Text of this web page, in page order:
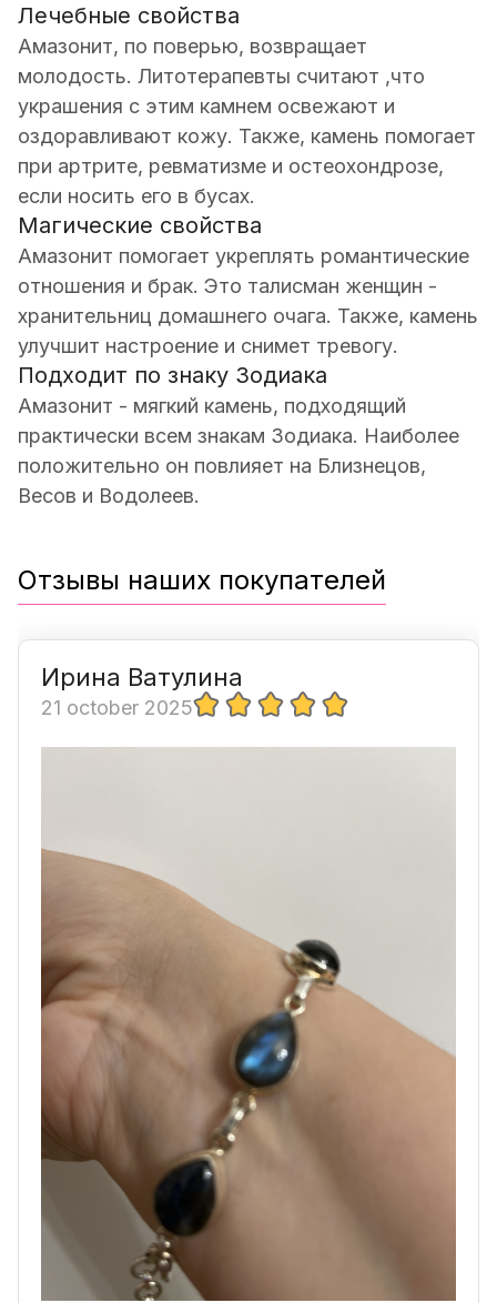
Лечебные свойства
Амазонит, по поверью, возвращает
молодость. Литотерапевты считают ,что
украшения с этим камнем освежают и
оздоравливают кожу. Также, камень помогает
при артрите, ревматизме и остеохондрозе,
если носить его в бусах.
Магические свойства
Амазонит помогает укреплять романтические
отношения и брак. Это талисман женщин -
хранительниц домашнего очага. Также, камень
улучшит настроение и снимет тревогу.
Подходит по знаку Зодиака
Амазонит - мягкий камень, подходящий
практически всем знакам Зодиака. Наиболее
положительно он повлияет на Близнецов,
Весов и Водолеев.
Отзывы наших покупателей
Ирина Ватулина
21 october 2025